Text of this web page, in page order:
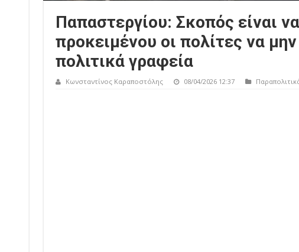
Παπαστεργίου: Σκοπός είναι
προκειμένου οι πολίτες να
πολιτικά γραφεία
Κωνσταντίνος Καραποστόλης 08/04/2026 12:37